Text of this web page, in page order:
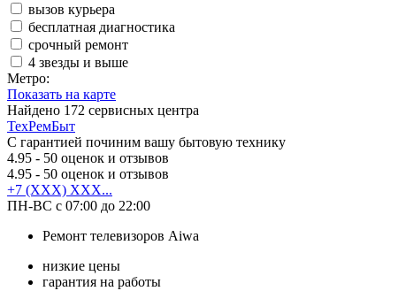
вызов курьера
бесплатная диагностика
срочный ремонт
4 звезды и выше
Метро:
Показать на карте
Найдено 172 сервисных центра
ТехРемБыт
С гарантией починим вашу бытовую технику
4.95 - 50 оценок и отзывов
4.95 - 50 оценок и отзывов
+7 (XXX) XXX...
ПН-ВС с 07:00 до 22:00
Ремонт телевизоров Aiwa
низкие цены
гарантия на работы